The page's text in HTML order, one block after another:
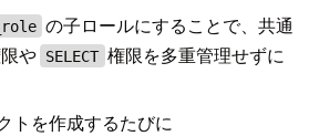
の子ロールにすることで、共通
や SELECT 権限を多重管理せずに
トを作成するたびに